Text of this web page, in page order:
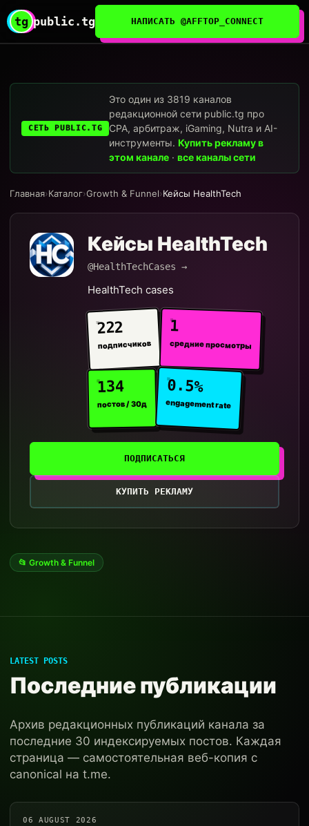
tg public.tg НАПИСАТЬ @AFFTOP_CONNECT
СЕТЬ PUBLIC.TG
Это один из 3819 каналов
редакционной сети public.tg про
CPA, арбитраж, iGaming, Nutra и AI-
инструменты.Купить рекламу в
этом канале ·все каналы сети
Главная›Каталог›Growth & Funnel›Кейсы HealthTech
Кейсы HealthTech
@HealthTechCases →
HealthTech cases
222
подписчиков
1
средние просмотры
134
постов / 30д
0.5%
engagement rate
ПОДПИСАТЬСЯ
КУПИТЬ РЕКЛАМУ
📂 Growth & Funnel
LATEST POSTS
Последние публикации
Архив редакционных публикаций канала за
последние 30 индексируемых постов. Каждая
страница — самостоятельная веб-копия с
canonical на t.me.
06 AUGUST 2026